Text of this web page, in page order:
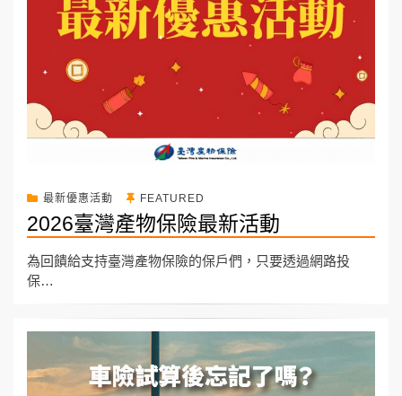
最新優惠活動 FEATURED
2026臺灣產物保險最新活動
為回饋給支持臺灣產物保險的保戶們，只要透過網路投
保…